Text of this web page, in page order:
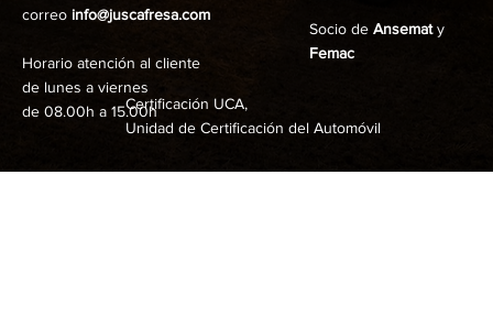
correo info@juscafresa.com
Horario atención al cliente
de lunes a viernes
de 08.00h a 15.00hCertificación UCA,
Unidad de Certificación del Automóvil
Socio de Ansematy
Femac